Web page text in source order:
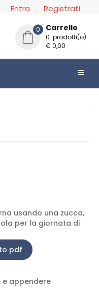
Entra Registrati
0 Carrello
0 prodotti(o)
€ 0,00
usando una zucca,
per la giornata di
pdf
appendere